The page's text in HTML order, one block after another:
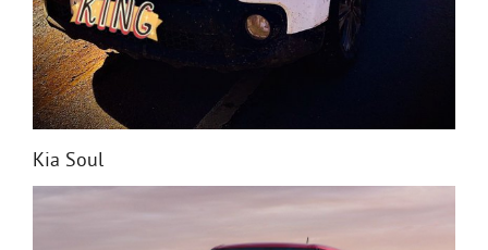
Kia Soul